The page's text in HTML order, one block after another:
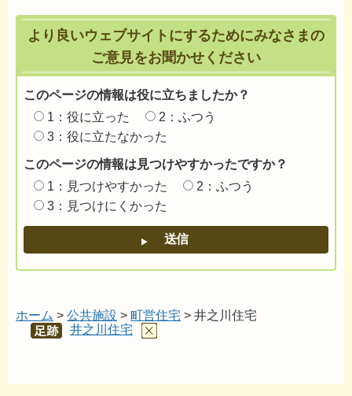
より良いウェブサイトにするためにみなさまの
ご意見をお聞かせください
このページの情報は役に立ちましたか？
1：役に立った
2：ふつう
3：役に立たなかった
このページの情報は見つけやすかったですか？
1：見つけやすかった
2：ふつう
3：見つけにくかった
ホーム > 公共施設 > 町営住宅 > 井之川住宅
あし
井之川住宅